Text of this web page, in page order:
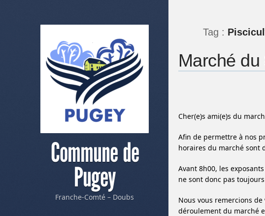
Commune de
Pugey
Franche-Comté – Doubs
Tag :
Marché du
Cher(e)s ami(e)s du
Afin de permettre à nos
horaires du marché sont
Avant 8h00, les
ne sont donc pas
Nous vous remercions
déroulement du marché